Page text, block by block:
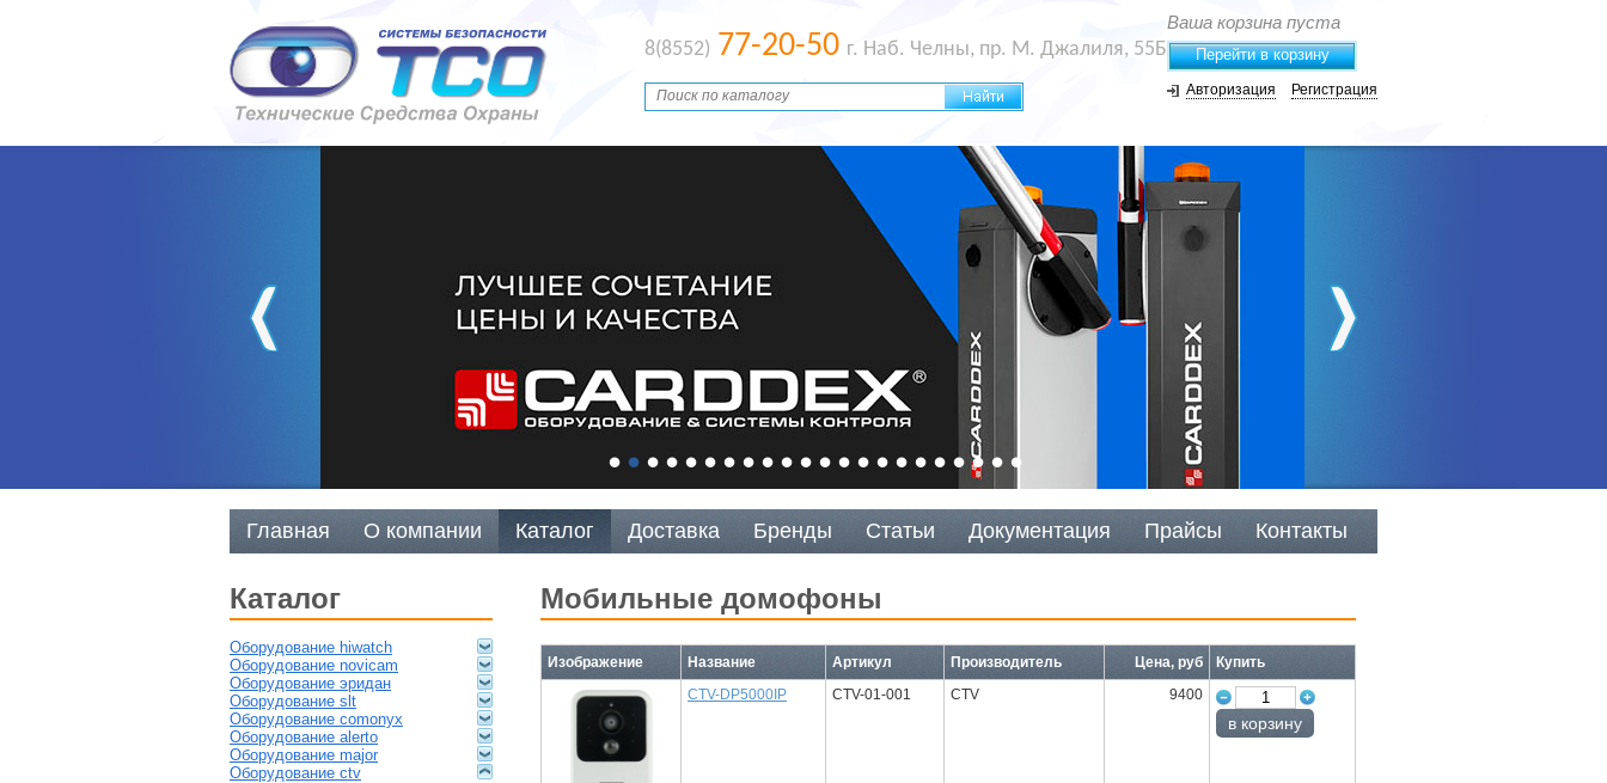
8(8552) 77-20-50 г. Наб. Челны, пр. М. Джалиля, 55Б
Ваша корзина пуста
Перейти в корзину
Авторизация Регистрация
Главная О компании Каталог Доставка Бренды Статьи Документация Прайсы Контакты
каталог
оборудование hiwatch
оборудование novicam
оборудование эридан
оборудование slt
оборудование comonyx
оборудование alerto
оборудование major
оборудование ctv
мобильные домофоны
Изображение Название Артикул Производитель Цена, руб
Купить
CTV-DP5000IP
CTV-01-001 CTV 9400